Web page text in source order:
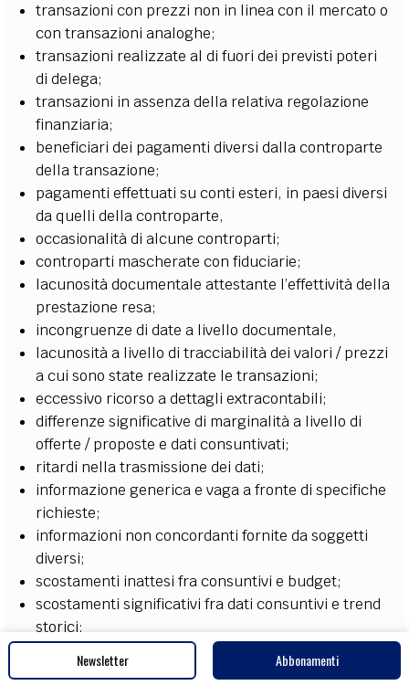
transazioni con prezzi non in linea con il mercato o
con transazioni analoghe;
transazioni realizzate al di fuori dei previsti poteri
di delega;
transazioni in assenza della relativa regolazione
finanziaria;
beneficiari dei pagamenti diversi dalla controparte
della transazione;
pagamenti effettuati su conti esteri, in paesi diversi
da quelli della controparte,
occasionalità di alcune controparti;
controparti mascherate con fiduciarie;
lacunosità documentale attestante l’effettività della
prestazione resa;
incongruenze di date a livello documentale,
lacunosità a livello di tracciabilità dei valori / prezzi
a cui sono state realizzate le transazioni;
eccessivo ricorso a dettagli extracontabili;
differenze significative di marginalità a livello di
offerte / proposte e dati consuntivati;
ritardi nella trasmissione dei dati;
informazione generica e vaga a fronte di specifiche
richieste;
informazioni non concordanti fornite da soggetti
diversi;
scostamenti inattesi fra consuntivi e budget;
scostamenti significativi fra dati consuntivi e trend
storici;
andamento discontinuo e apparentemente
inspiegabile di margini economici
Newsletter Abbonamenti